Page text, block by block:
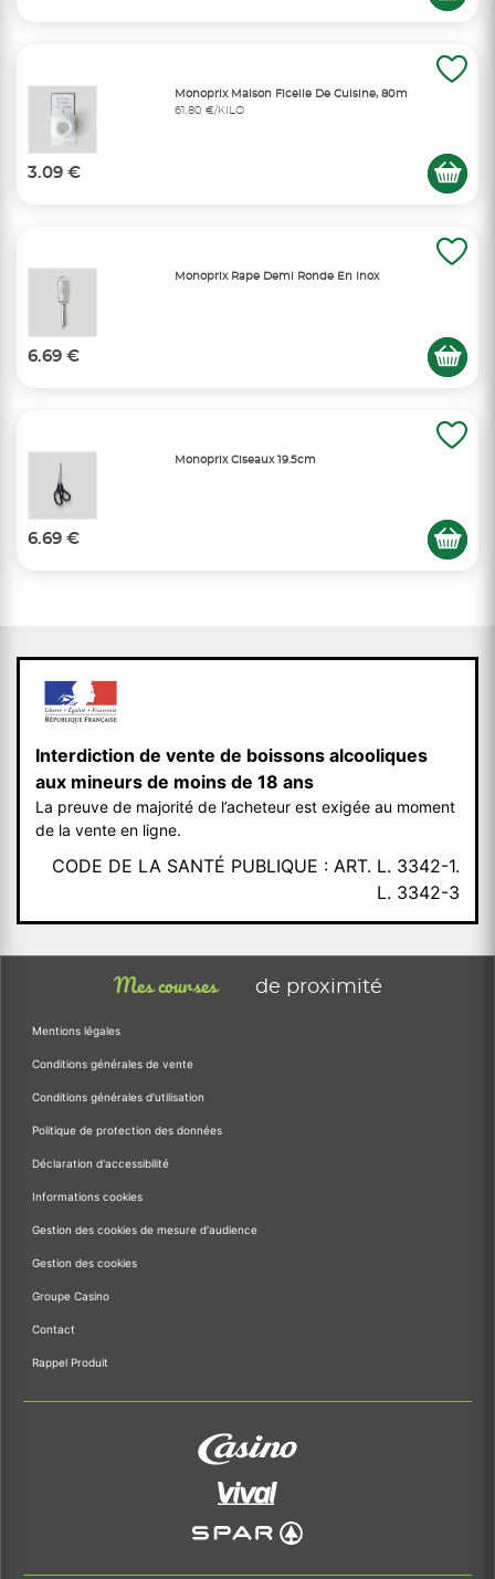
Monoprix Maison Ficelle De Cuisine, 80m
61,80 €/KILO
3.09 €
Monoprix Rape Demi Ronde En Inox
6.69 €
Monoprix Ciseaux 19.5cm
6.69 €
Interdiction de vente de boissons alcooliques
aux mineurs de moins de 18 ans
La preuve de majorité de l’acheteur est exigée au moment
de la vente en ligne.
CODE DE LA SANTÉ PUBLIQUE : ART. L. 3342-1.
L. 3342-3
Mes courses de proximité
Mentions légales
Conditions générales de vente
Conditions générales d'utilisation
Politique de protection des données
Déclaration d'accessibilité
Informations cookies
Gestion des cookies de mesure d'audience
Gestion des cookies
Groupe Casino
Contact
Rappel Produit